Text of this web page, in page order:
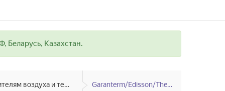
Беларусь, Казахстан.
Запчасти к масляным радиаторам, вентиляторам, увлажнителям воздуха и теплотехнике Garanterm/Edisson/Thermex